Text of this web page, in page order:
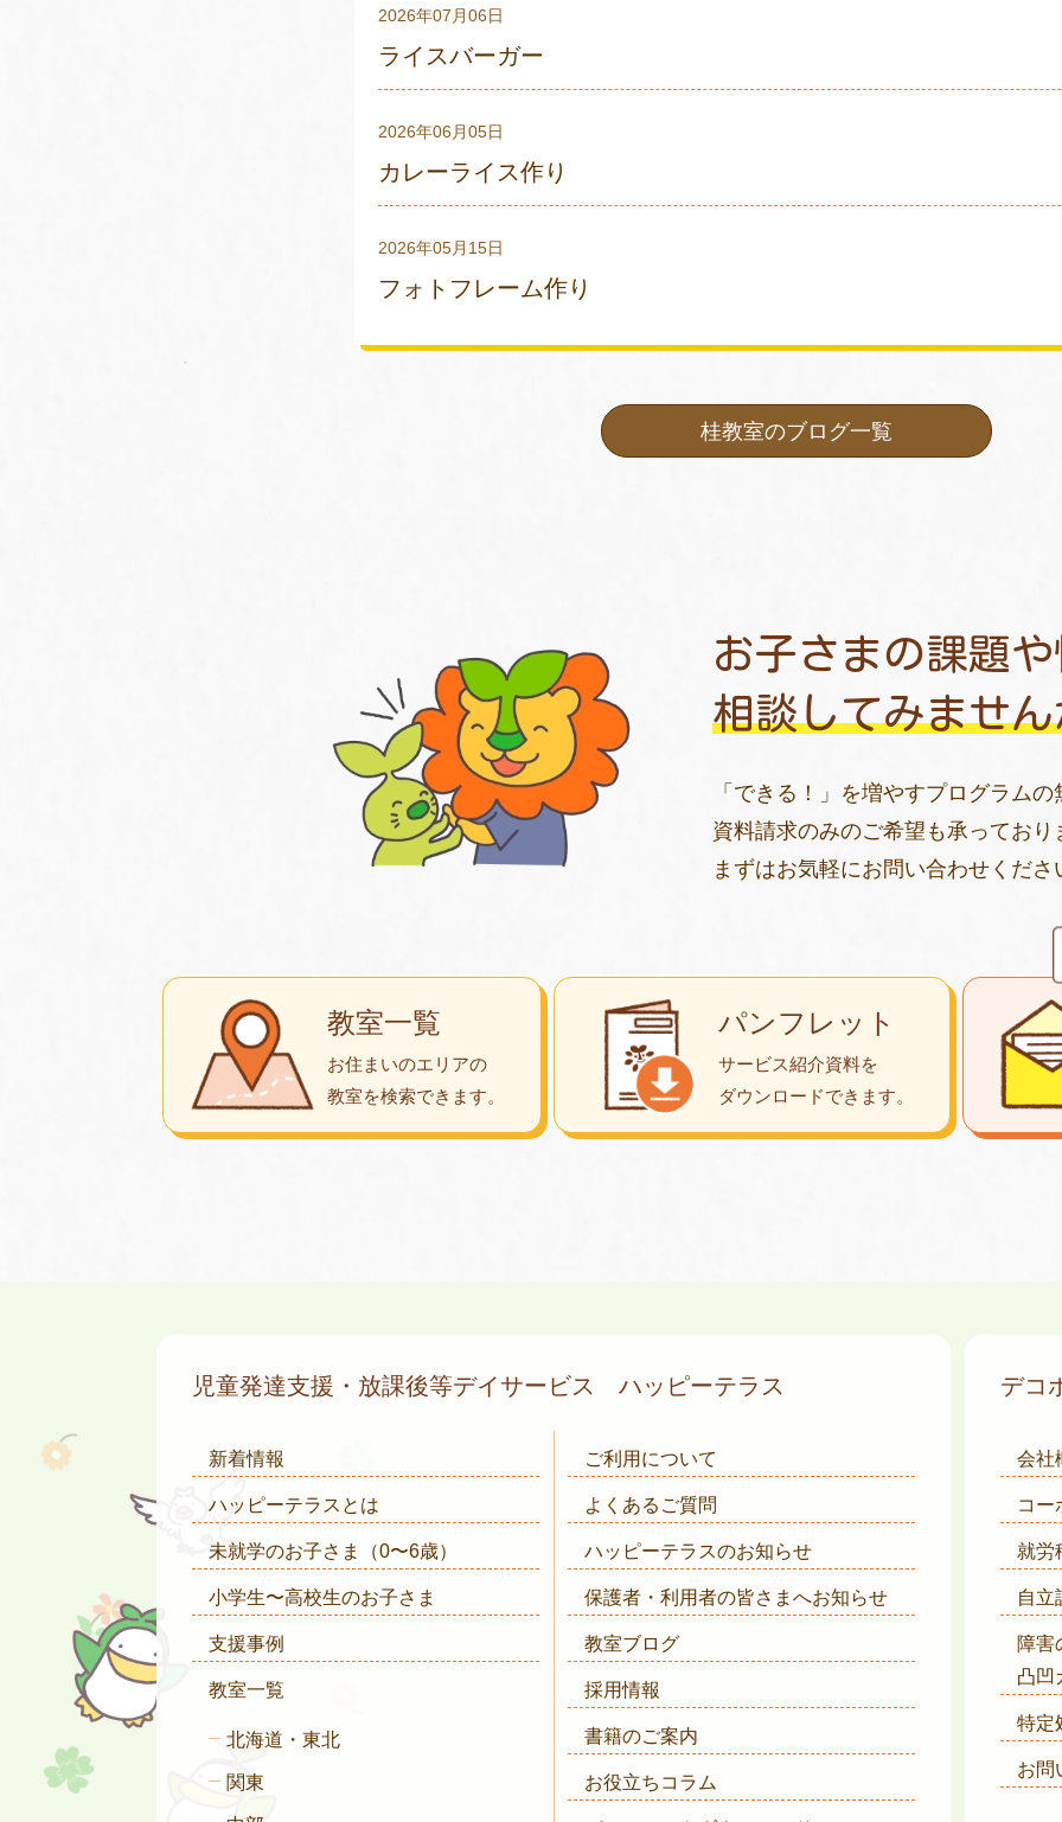
2026年07月06日
ライスバーガー
2026年06月05日
カレーライス作り
2026年05月15日
フォトフレーム作り
桂教室のブログ一覧
お子さまの課題
相談してみませ
「できる！」を増やすプログラム
資料請求のみのご希望も承っており
まずはお気軽にお問い合わせくださ
教室一覧
お住まいのエリアの
教室を検索できます。
パンフレット
サービス紹介資料を
ダウンロードできます。
児童発達支援・放課後等デイサービス ハッピーテラス
新着情報
ハッピーテラスとは
未就学のお子さま （0〜6歳）
小学生〜高校生のお子さま
支援事例
教室一覧
北海道・東北
関東
ご利用について
よくあるご質問
ハッピーテラスのお知らせ
保護者・利用者の皆さまへお知らせ
教室ブログ
採用情報
書籍のご案内
お役立ちコラム
デコ
会社
コー
就労
自立
障害
凸凹
特定
お問